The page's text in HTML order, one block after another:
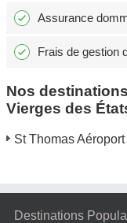
Assurance
Frais de gestion
Nos
Vierges des
St Thomas Aéroport
Destinations